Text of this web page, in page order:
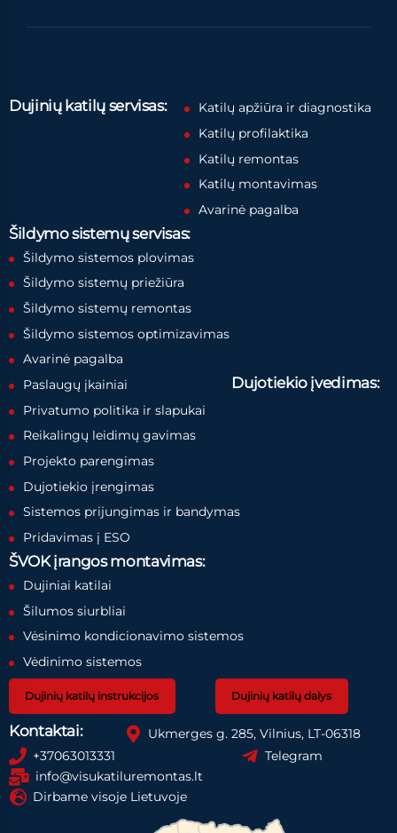
Dujinių katilų servisas:
Katilų apžiūra ir diagnostika
Katilų profilaktika
Katilų remontas
Katilų montavimas
Avarinė pagalba
Šildymo sistemų servisas:
Šildymo sistemos plovimas
Šildymo sistemų priežiūra
Šildymo sistemų remontas
Šildymo sistemos optimizavimas
Avarinė pagalba
Paslaugų įkainiai
Privatumo politika ir slapukai
Dujotiekio įvedimas:
Reikalingų leidimų gavimas
Projekto parengimas
Dujotiekio įrengimas
Sistemos prijungimas ir bandymas
Pridavimas į ESO
ŠVOK įrangos montavimas:
Dujiniai katilai
Šilumos siurbliai
Vėsinimo kondicionavimo sistemos
Vėdinimo sistemos
Dujinių katilų instrukcijos Dujinių katilų dalys
Kontaktai:
Ukmerges g. 285, Vilnius, LT-06318
+37063013331
Telegram
info@visukatiluremontas.lt
Dirbame visoje Lietuvoje